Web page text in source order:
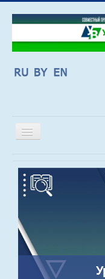
Включить/
выключить